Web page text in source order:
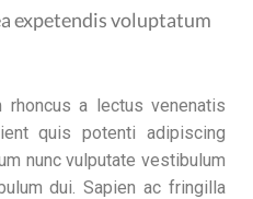
expetendis voluptatum
a lectus venenatis
quis potenti adipiscing
nunc vulputate vestibulum
dui. Sapien ac fringilla